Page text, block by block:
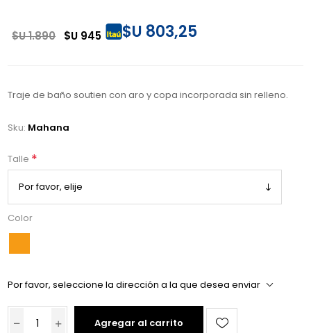
$U 1.890 $U 945 $U 803,25
Traje de baño soutien con aro y copa incorporada sin relleno.
Sku: Mahana
Talle *
Color
Por favor, seleccione la dirección a la que desea enviar
Agregar al carrito